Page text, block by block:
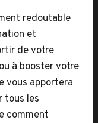
redoutable
et
de votre
à booster votre
vous apportera
tous les
comment